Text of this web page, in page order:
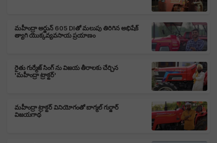
మహీంద్రా అర్జున్ 605 DIతో మలుపు తిరిగిన అభిషేక్
త్యాగి యొక్కవ్యవసాయ ప్రయాణం
రైతు గుర్మేజ్ సింగ్ ను విజయ తీరాలకు చేర్చిన
'మహీంద్రా ట్రాక్టర్‌'
మహీంద్రా ట్రాక్టర్ వినియోగంతో బాగ్మల్ గుర్జార్
విజయగాథ